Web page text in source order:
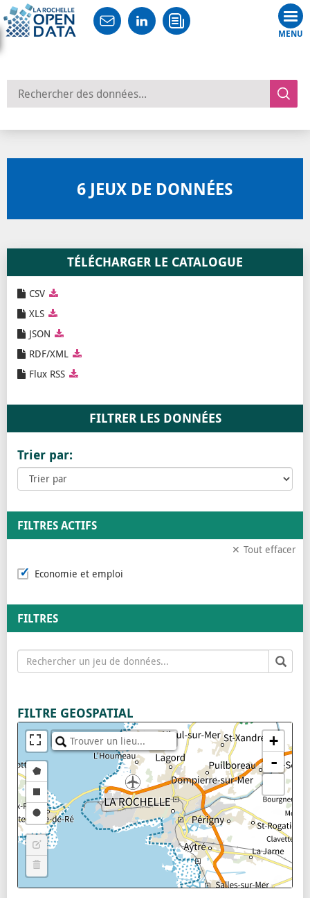
Rechercher des données
+
-
6 JEUX DE DONNÉES
Trier par:
FILTRES ACTIFS
Tout effacer
Economie et emploi
FILTRES
TÉLÉCHARGER LE CATALOGUE
CSV
XLS
JSON
RDF/XML
Flux RSS